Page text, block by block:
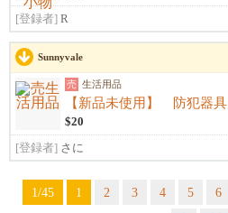
[登録者] R
Sunnyvale
売 生活用品
【新品未使用】 防犯器具
$20
[登録者] さに
1/45 1 2 3 4 5 6